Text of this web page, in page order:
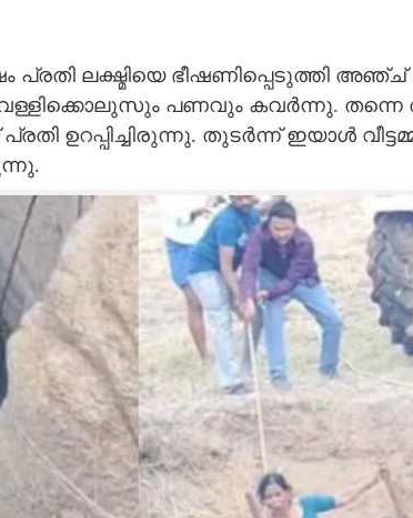
പ്രതി ലക്ഷ്മിയെ ഭീഷണിപ്പെടുത്തി അഞ്ച്
പണവും കവർന്നു. തന്നെ
ഉറപ്പിച്ചിരുന്നു. തുടർന്ന് ഇയാൾ